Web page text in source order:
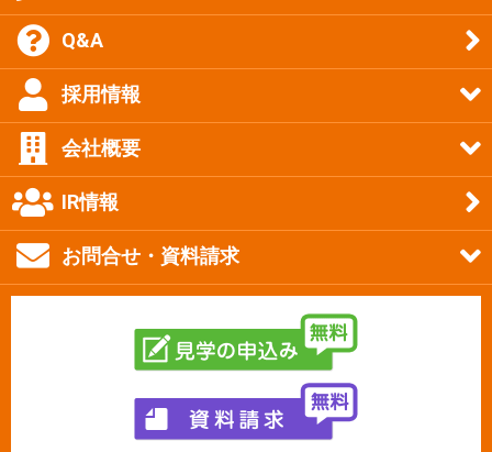
Q&A
採用情報
会社概要
IR情報
お問合せ・資料請求